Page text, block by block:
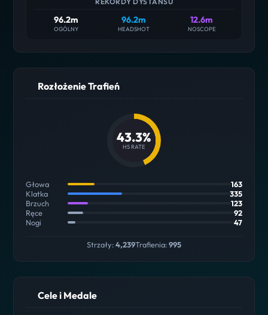
96.2m
OGÓLNY
96.2m
HEADSHOT
12.6m
NOSCOPE
Rozłożenie Trafień
43.3%
HS RATE
Głowa
163
Klatka
335
Brzuch
123
Ręce
92
Nogi
47
Strzały:4,239Trafienia:995
Cele i Medale